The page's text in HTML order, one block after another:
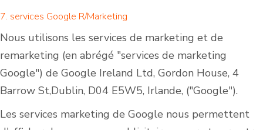
7. services Google R/Marketing
Nous utilisons les services de marketing et de
remarketing (en abrégé "services de marketing
Google") de Google Ireland Ltd, Gordon House, 4
Barrow St,Dublin, D04 E5W5, Irlande, ("Google").
Les services marketing de Google nous permettent